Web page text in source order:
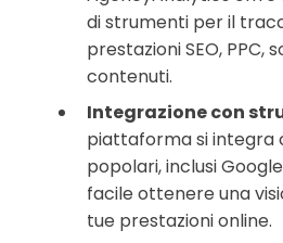
di strumenti per il
prestazioni SEO, PPC,
contenuti.
Integrazione con
piattaforma si integra
popolari, inclusi
facile ottenere una
tue prestazioni online.